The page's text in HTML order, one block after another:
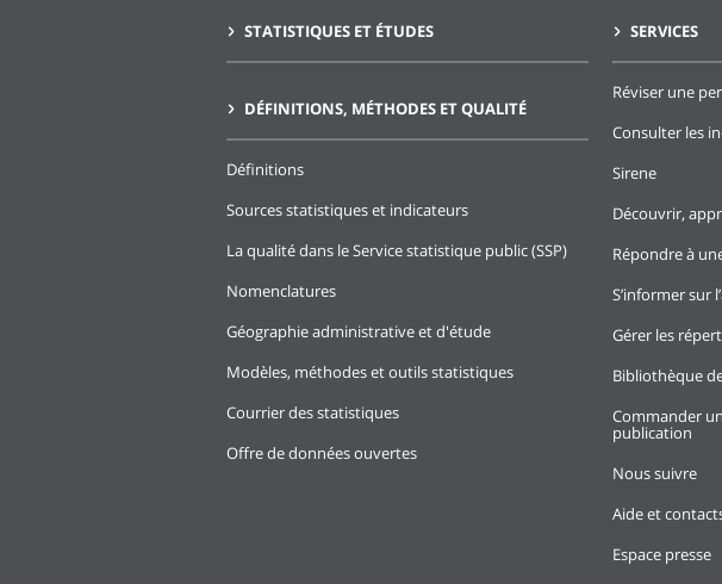
STATISTIQUES ET ÉTUDES
DÉFINITIONS, MÉTHODES ET QUALITÉ
Définitions
Sources statistiques et indicateurs
La qualité dans le Service statistique public (SSP)
Nomenclatures
Géographie administrative et d'étude
Modèles, méthodes et outils statistiques
Courrier des statistiques
Offre de données ouvertes
SERVICES
Réviser une
Consulter les
Sirene
Découvrir,
Répondre à
S’informer sur
Gérer les
Bibliothèque
Commander
publication
Nous suivre
Aide et
Espace presse